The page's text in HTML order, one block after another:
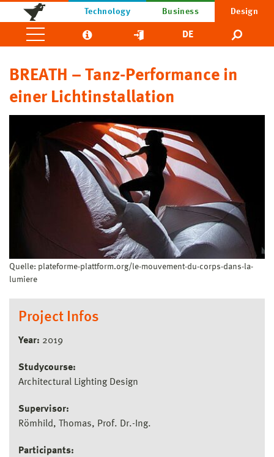
Technology Business Design
DE
BREATH – Tanz-Performance in
einer Lichtinstallation
Quelle: plateforme-plattform.org/le-mouvement-du-corps-dans-la-
lumiere
Project Infos
Year: 2019
Studycourse:
Architectural Lighting Design
Supervisor:
Römhild, Thomas, Prof. Dr.-Ing.
Participants: